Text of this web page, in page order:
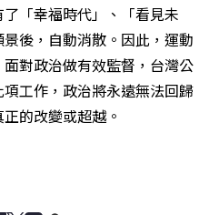
「幸福時代」、「看見未
後，自動消散。因此，運動
對政治做有效監督，台灣公
工作，政治將永遠無法回歸
的改變或超越。